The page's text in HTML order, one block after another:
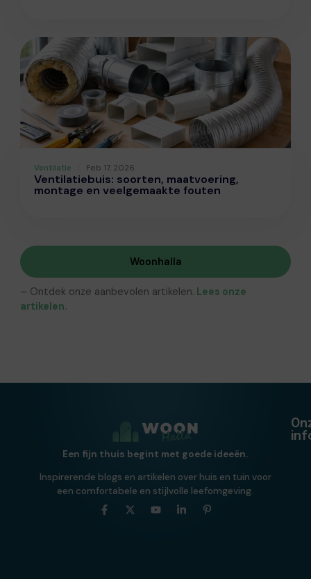
Ventilatie Feb 17, 2026
Ventilatiebuis: soorten, maatvoering,
montage en veelgemaakte fouten
Woonhalla
– Ontdek onze aanbevolen artikelen. Lees onze
artikelen.
Een fijn thuis begint met goede ideeën.
Inspirerende blogs en artikelen over huis en tuin voor
een comfortabele en stijlvolle leefomgeving.